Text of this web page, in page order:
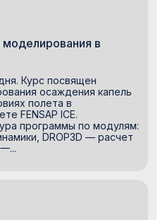
в
Курс посвящен
осаждения капель
полета в
FENSAP ICE.
программы по модулям:
DROP3D — расчет